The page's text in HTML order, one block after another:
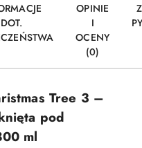
DOT.
OPINIE
I
OCENY
(0)
Tree 3 –
pod
ml